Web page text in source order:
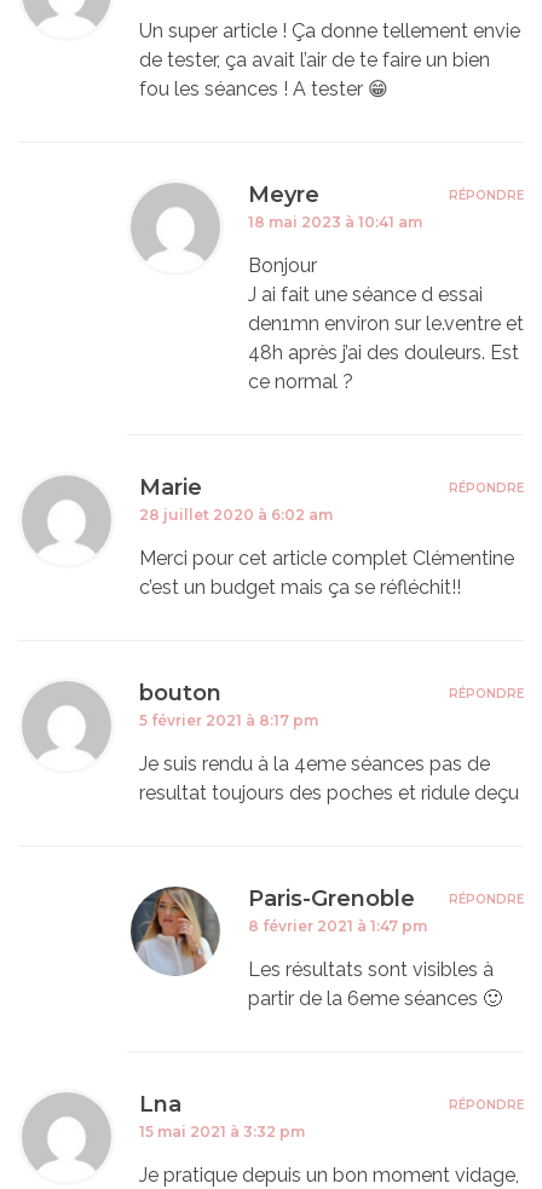
Un super article ! Ça donne tellement envie
de tester, ça avait l’air de te faire un bien
fou les séances ! A tester 😁
Meyre
18 mai 2023 à 10:41 am
Bonjour
J ai fait une séance d essai
den1mn environ sur le.ventre et
48h après j’ai des douleurs. Est
ce normal ?
RÉPONDRE
Marie
28 juillet 2020 à 6:02 am
Merci pour cet article complet Clémentine
c’est un budget mais ça se réfléchit!!
RÉPONDRE
bouton
5 février 2021 à 8:17 pm
Je suis rendu à la 4eme séances pas de
resultat toujours des poches et ridule deçu
RÉPONDRE
Paris-Grenoble
8 février 2021 à 1:47 pm
Les résultats sont visibles à
partir de la 6eme séances 🙂
RÉPONDRE
Lna
15 mai 2021 à 3:32 pm
Je pratique depuis un bon moment vidage,
RÉPONDRE